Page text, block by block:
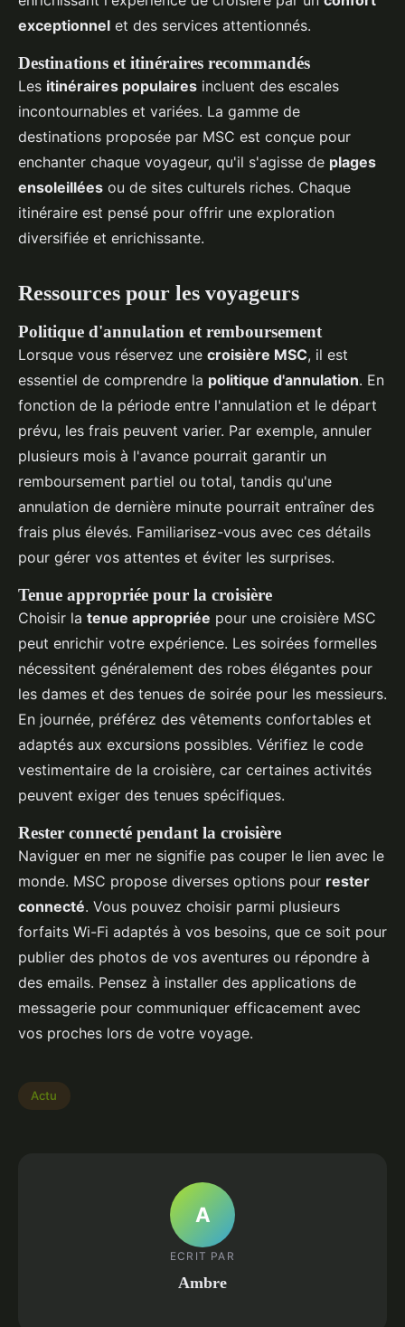
exceptionnel et des services attentionnés.
Destinations et itinéraires recommandés
Les itinéraires populaires incluent des escales
incontournables et variées. La gamme de
destinations proposée par MSC est conçue pour
enchanter chaque voyageur, qu'il s'agisse de plages
ensoleillées ou de sites culturels riches. Chaque
itinéraire est pensé pour offrir une exploration
diversifiée et enrichissante.
Ressources pour les voyageurs
Politique d'annulation et remboursement
Lorsque vous réservez une croisière MSC, il est
essentiel de comprendre la politique d'annulation. En
fonction de la période entre l'annulation et le départ
prévu, les frais peuvent varier. Par exemple, annuler
plusieurs mois à l'avance pourrait garantir un
remboursement partiel ou total, tandis qu'une
annulation de dernière minute pourrait entraîner des
frais plus élevés. Familiarisez-vous avec ces détails
pour gérer vos attentes et éviter les surprises.
Tenue appropriée pour la croisière
Choisir la tenue appropriée pour une croisière MSC
peut enrichir votre expérience. Les soirées formelles
nécessitent généralement des robes élégantes pour
les dames et des tenues de soirée pour les messieurs.
En journée, préférez des vêtements confortables et
adaptés aux excursions possibles. Vérifiez le code
vestimentaire de la croisière, car certaines activités
peuvent exiger des tenues spécifiques.
Rester connecté pendant la croisière
Naviguer en mer ne signifie pas couper le lien avec le
monde. MSC propose diverses options pour rester
connecté. Vous pouvez choisir parmi plusieurs
forfaits Wi-Fi adaptés à vos besoins, que ce soit pour
publier des photos de vos aventures ou répondre à
des emails. Pensez à installer des applications de
messagerie pour communiquer efficacement avec
vos proches lors de votre voyage.
Actu
A
ECRIT PAR
Ambre